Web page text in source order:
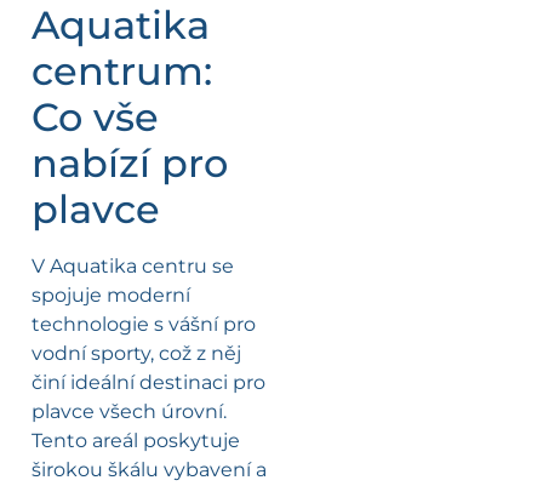
Aquatika
centrum:
Co vše
nabízí pro
plavce
V Aquatika centru se
spojuje moderní
technologie s vášní pro
vodní sporty, což z něj
činí ideální destinaci pro
plavce všech úrovní.
Tento areál poskytuje
širokou škálu vybavení a